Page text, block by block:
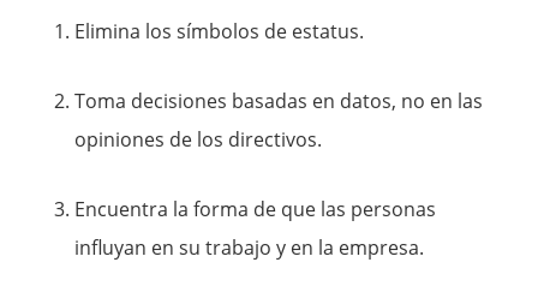
Elimina los símbolos de estatus.
Toma decisiones basadas en datos, no en las
opiniones de los directivos.
Encuentra la forma de que las personas
influyan en su trabajo y en la empresa.